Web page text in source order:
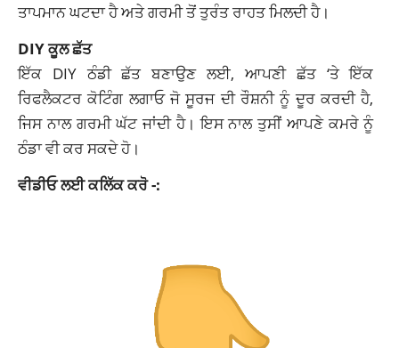
ਤਾਪਮਾਨ ਘਟਦਾ ਹੈ ਅਤੇ ਗਰਮੀ ਤੋਂ ਤੁਰੰਤ ਰਾਹਤ ਮਿਲਦੀ ਹੈ।
DIY ਕੂਲ ਛੱਤ
ਇੱਕ DIY ਠੰਡੀ ਛੱਤ ਬਣਾਉਣ ਲਈ, ਆਪਣੀ ਛੱਤ ‘ਤੇ ਇੱਕ
ਰਿਫਲੈਕਟਰ ਕੋਟਿੰਗ ਲਗਾਓ ਜੋ ਸੂਰਜ ਦੀ ਰੌਸ਼ਨੀ ਨੂੰ ਦੂਰ ਕਰਦੀ ਹੈ,
ਜਿਸ ਨਾਲ ਗਰਮੀ ਘੱਟ ਜਾਂਦੀ ਹੈ। ਇਸ ਨਾਲ ਤੁਸੀਂ ਆਪਣੇ ਕਮਰੇ ਨੂੰ
ਠੰਡਾ ਵੀ ਕਰ ਸਕਦੇ ਹੋ।
ਵੀਡੀਓ ਲਈ ਕਲਿੱਕ ਕਰੋ -: